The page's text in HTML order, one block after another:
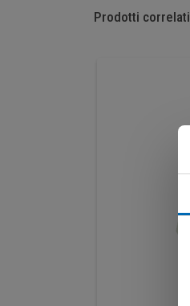
Prodotti correlati